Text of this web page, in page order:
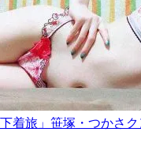
下着旅」笹塚・つかさク